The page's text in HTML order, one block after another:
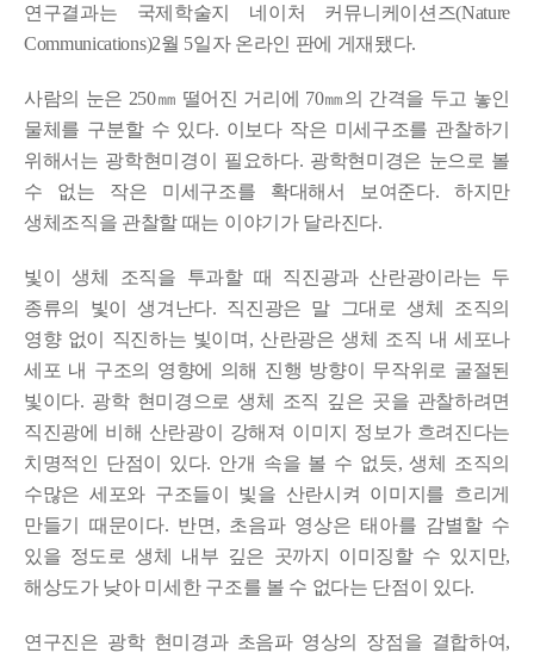
연구결과는 국제학술지 네이처 커뮤니케이션즈(Nature
Communications)2월 5일자 온라인 판에 게재됐다.
사람의 눈은 250㎜ 떨어진 거리에 70㎜의 간격을 두고 놓인
물체를 구분할 수 있다. 이보다 작은 미세구조를 관찰하기
위해서는 광학현미경이 필요하다. 광학현미경은 눈으로 볼
수 없는 작은 미세구조를 확대해서 보여준다. 하지만
생체조직을 관찰할 때는 이야기가 달라진다.
빛이 생체 조직을 투과할 때 직진광과 산란광이라는 두
종류의 빛이 생겨난다. 직진광은 말 그대로 생체 조직의
영향 없이 직진하는 빛이며, 산란광은 생체 조직 내 세포나
세포 내 구조의 영향에 의해 진행 방향이 무작위로 굴절된
빛이다. 광학 현미경으로 생체 조직 깊은 곳을 관찰하려면
직진광에 비해 산란광이 강해져 이미지 정보가 흐려진다는
치명적인 단점이 있다. 안개 속을 볼 수 없듯, 생체 조직의
수많은 세포와 구조들이 빛을 산란시켜 이미지를 흐리게
만들기 때문이다. 반면, 초음파 영상은 태아를 감별할 수
있을 정도로 생체 내부 깊은 곳까지 이미징할 수 있지만,
해상도가 낮아 미세한 구조를 볼 수 없다는 단점이 있다.
연구진은 광학 현미경과 초음파 영상의 장점을 결합하여,